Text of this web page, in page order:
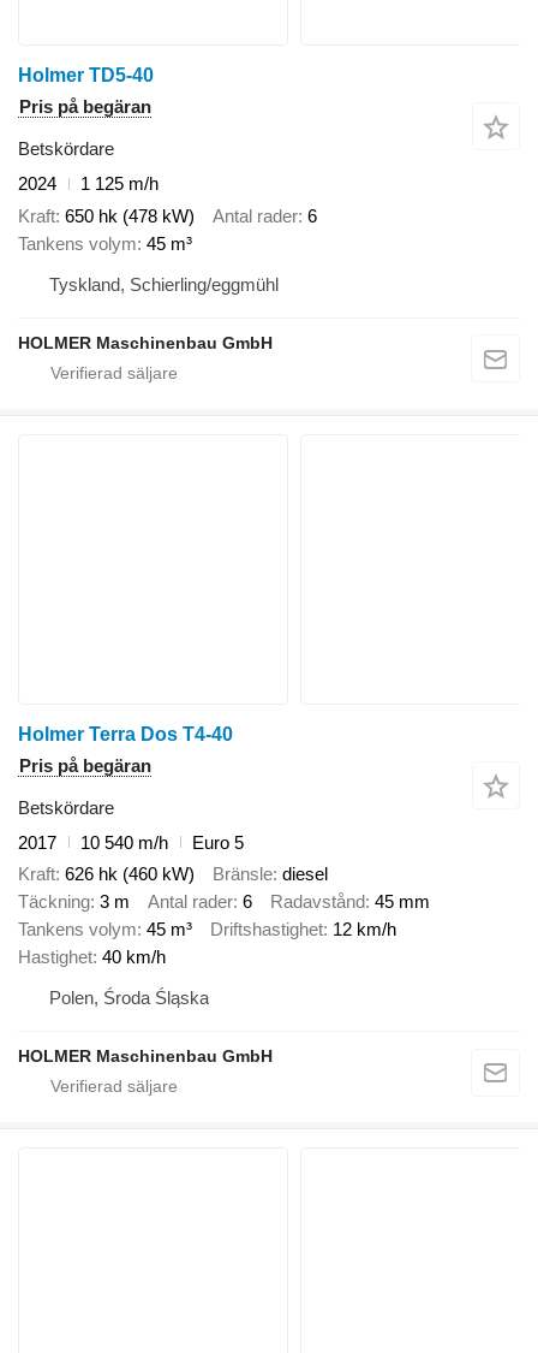
Holmer TD5-40
Pris på begäran
Betskördare
2024
1 125 m/h
Kraft 650 hk (478 kW) Antal rader 6
Tankens volym 45 m³
Tyskland, Schierling/eggmühl
HOLMER Maschinenbau GmbH
Holmer Terra Dos T4-40
Pris på begäran
Betskördare
2017
10 540 m/h
Euro 5
Kraft 626 hk (460 kW) Bränsle diesel
Täckning 3 m Antal rader 6 Radavstånd 45 mm
Tankens volym 45 m³ Driftshastighet 12 km/h
Hastighet 40 km/h
Polen, Środa Śląska
HOLMER Maschinenbau GmbH